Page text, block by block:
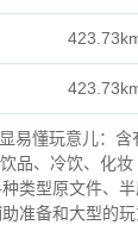
易懂玩意儿：
品、冷饮、化
类型原文件、
准备和大型的